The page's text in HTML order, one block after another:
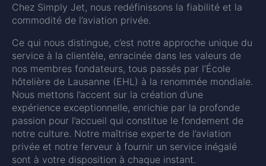
Chez Simply Jet, nous redéfinissons la fiabilité et la
commodité de l’aviation privée.
Ce qui nous distingue, c’est notre approche unique du
service à la clientèle, enracinée dans les valeurs de
nos membres fondateurs, tous passés par l’École
hôtelière de Lausanne (EHL) à la renommée mondiale.
Nous mettons l’accent sur la création d’une
expérience exceptionnelle, enrichie par la profonde
passion pour l’accueil qui constitue le fondement de
notre culture. Notre maîtrise experte de l’aviation
privée et notre ferveur à fournir un service inégalé
sont à votre disposition à chaque instant.